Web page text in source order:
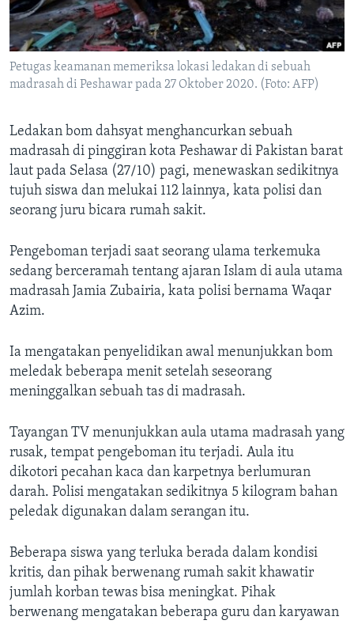
Petugas keamanan memeriksa lokasi ledakan di sebuah
madrasah di Peshawar pada 27 Oktober 2020. (Foto: AFP)
Ledakan bom dahsyat menghancurkan sebuah
madrasah di pinggiran kota Peshawar di Pakistan barat
laut pada Selasa (27/10) pagi, menewaskan sedikitnya
tujuh siswa dan melukai 112 lainnya, kata polisi dan
seorang juru bicara rumah sakit.
Pengeboman terjadi saat seorang ulama terkemuka
sedang berceramah tentang ajaran Islam di aula utama
madrasah Jamia Zubairia, kata polisi bernama Waqar
Azim.
Ia mengatakan penyelidikan awal menunjukkan bom
meledak beberapa menit setelah seseorang
meninggalkan sebuah tas di madrasah.
Tayangan TV menunjukkan aula utama madrasah yang
rusak, tempat pengeboman itu terjadi. Aula itu
dikotori pecahan kaca dan karpetnya berlumuran
darah. Polisi mengatakan sedikitnya 5 kilogram bahan
peledak digunakan dalam serangan itu.
Beberapa siswa yang terluka berada dalam kondisi
kritis, dan pihak berwenang rumah sakit khawatir
jumlah korban tewas bisa meningkat. Pihak
berwenang mengatakan beberapa guru dan karyawan